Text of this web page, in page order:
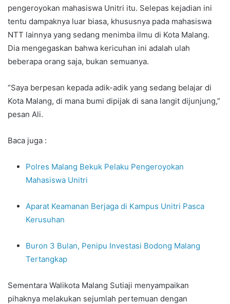
pengeroyokan mahasiswa Unitri itu. Selepas kejadian ini
tentu dampaknya luar biasa, khususnya pada mahasiswa
NTT lainnya yang sedang menimba ilmu di Kota Malang.
Dia mengegaskan bahwa kericuhan ini adalah ulah
beberapa orang saja, bukan semuanya.
“Saya berpesan kepada adik-adik yang sedang belajar di
Kota Malang, di mana bumi dipijak di sana langit dijunjung,”
pesan Ali.
Baca juga :
Polres Malang Bekuk Pelaku Pengeroyokan
Mahasiswa Unitri
Aparat Keamanan Berjaga di Kampus Unitri Pasca
Kerusuhan
Buron 3 Bulan, Penipu Investasi Bodong Malang
Tertangkap
Sementara Walikota Malang Sutiaji menyampaikan
pihaknya melakukan sejumlah pertemuan dengan